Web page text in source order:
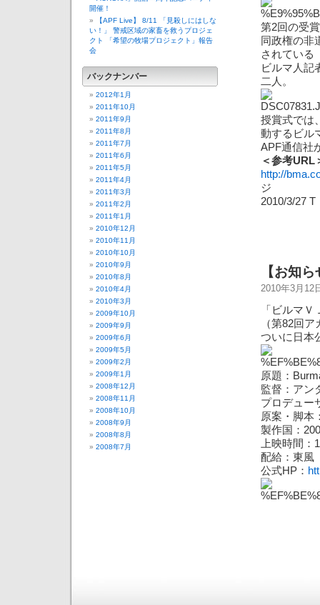
第2回の受
同政権の非
されている
ビルマ人記
二人。
授賞式では
動するビル
APF通信社
＜参考URL
http://
ジ
2010/3/27 T
【お知
2010年3月12
「ビルマ
（第82回
ついに日本
原題：
監督：アン
プロデュー
原案・脚本
製作国：
上映時間：
配給：東風
公式HP：
開催！
【APF Live】 8/11 「見殺しにはしな
い！」 警戒区域の家畜を救うプロジェ
クト 「希望の牧場プロジェクト」報告
会
バックナンバー
2012年1月
2011年10月
2011年9月
2011年8月
2011年7月
2011年6月
2011年5月
2011年4月
2011年3月
2011年2月
2011年1月
2010年12月
2010年11月
2010年10月
2010年9月
2010年8月
2010年4月
2010年3月
2009年10月
2009年9月
2009年6月
2009年5月
2009年2月
2009年1月
2008年12月
2008年11月
2008年10月
2008年9月
2008年8月
2008年7月